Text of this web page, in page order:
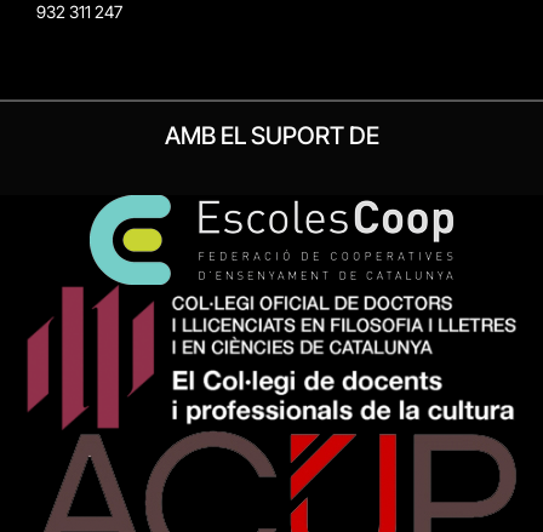
932 311 247
AMB EL SUPORT DE